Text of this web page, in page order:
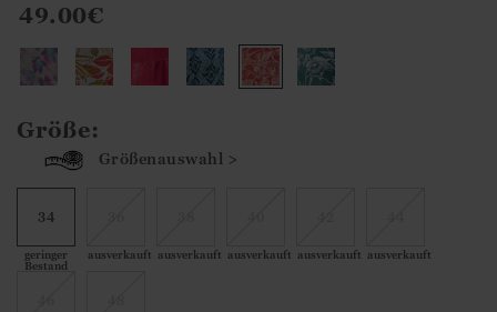
49.00€
Größe:
Größenauswahl >
34
geringer
Bestand
ausverkauft ausverkauft ausverkauft ausverkauft ausverkauft